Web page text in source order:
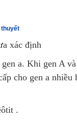
thuyết
xác định
gen a. Khi gen A
cho gen a
.